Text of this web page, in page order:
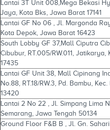
Lantai 3T Unit 008,Mega Bekasi
Jaya, Kota Bks, Jawa Barat 17141
Lantai GF No 06 , Jl. Margonda
Kota Depok, Jawa Barat 16423
South Lobby GF 37,Mall Ciputra
Cibubur, RT.005/RW.011,
17435
Lantai GF Unit 38, Mall Cipinang
No.88, RT.18/RW.3, Pd. Bambu,
13420
Lantai 2 No 22 , Jl. Simpang Lima
Semarang, Jawa Tengah 50134
Ground Floor F&B B , Jl. Gn. Sahari